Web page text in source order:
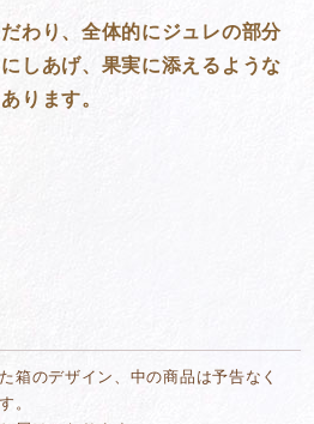
わり、全体的にジュレの部分
しあげ、果実に添えるような
ります。
箱のデザイン、中の商品は予告なく
。